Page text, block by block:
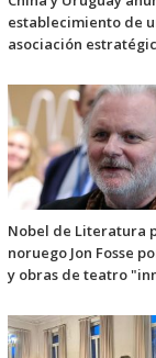
establecimiento de
asociación
Nobel de Literatura
noruego Jon Fosse
y obras de teatro